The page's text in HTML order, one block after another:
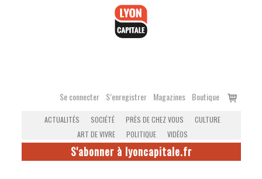
Se connecter S’enregistrer Magazines Boutique
Voir
ACTUALITÉS SOCIÉTÉ PRÈS DE CHEZ VOUS
CULTURE
ART DE VIVRE
POLITIQUE VIDÉOS
S'abonner à lyoncapitale.fr